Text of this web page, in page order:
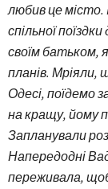
любив це місто.
спільної
своїм батьком,
планів. Мріяли,
Одесі, поїдемо
на кращу, йому
Запланували
Напередодні
переживала,